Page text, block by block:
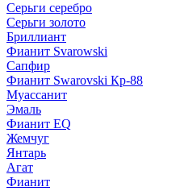
Серьги серебро
Серьги золото
Бриллиант
Фианит Svarowski
Сапфир
Фианит Swarovski Кр-88
Муассанит
Эмаль
Фианит EQ
Жемчуг
Янтарь
Агат
Фианит